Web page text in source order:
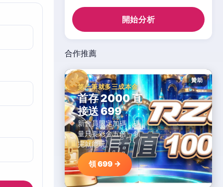
開始分析
合作推薦
贊助
第一筆就多三成本金
首存 2000 直
接送 699
新會員限定加碼，碼
量只要彩金五倍，領
完就能玩。
領 699 →